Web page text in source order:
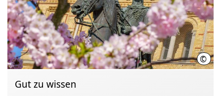
©
Gut zu wissen